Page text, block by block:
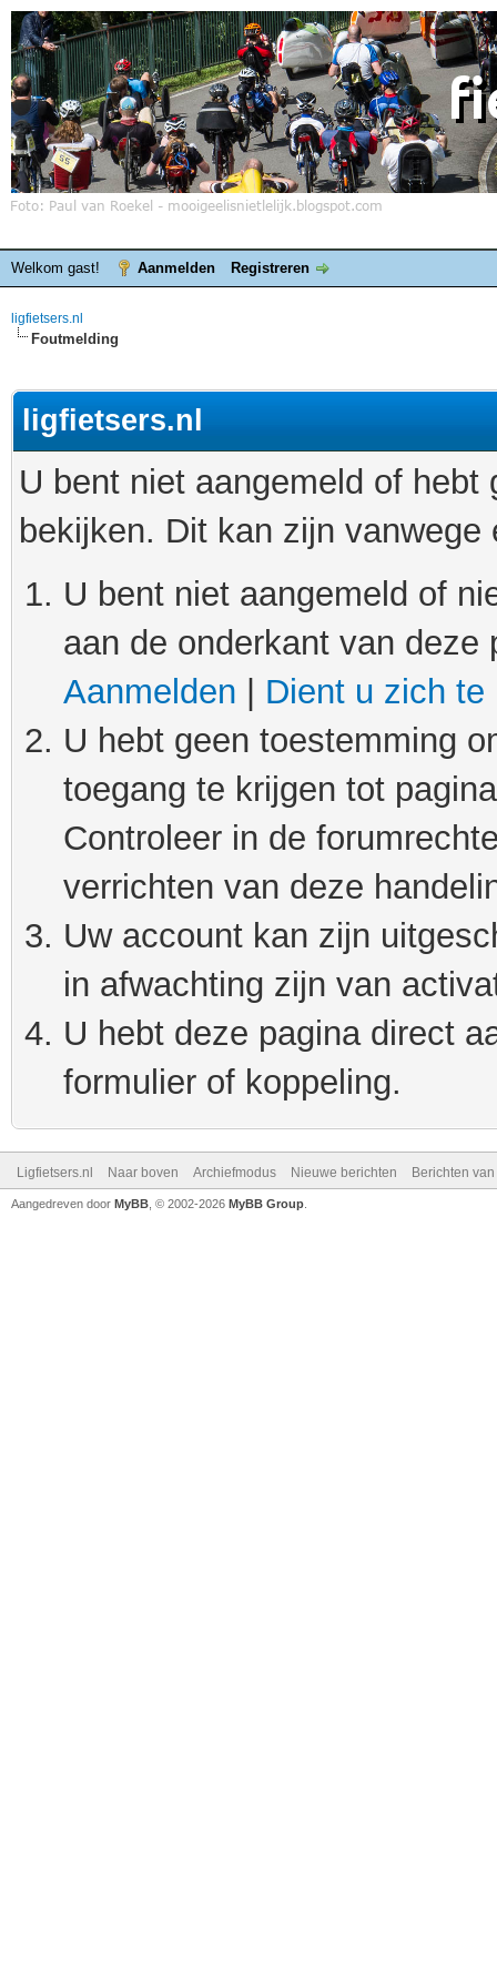
Welkom gast! Aanmelden Registreren
ligfietsers.nl
Foutmelding
ligfietsers.nl
U bent niet aangemeld of
bekijken. Dit kan zijn
U bent niet aangemeld of
aan de onderkant van
Aanmelden
Dient u zich te
U hebt geen toestemming
toegang te krijgen tot
Controleer in de
verrichten van deze
Uw account kan zijn
in afwachting zijn van
U hebt deze pagina direct
formulier of koppeling.
Ligfietsers.nl Naar boven Archiefmodus Nieuwe berichten Berichten
Aangedreven door MyBB , © 2002-2026 MyBB Group